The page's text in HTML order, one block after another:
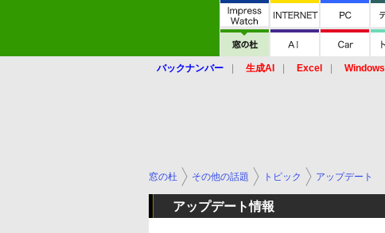
バックナンバー 生成AI Excel Windows
窓の杜 その他の話題 トピック アップデート
アップデート情報